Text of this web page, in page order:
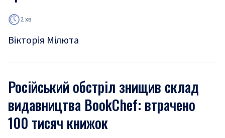
2 хв
Вікторія Мілюта
Російський обстріл знищив склад
видавництва BookChef: втрачено
100 тисяч книжок